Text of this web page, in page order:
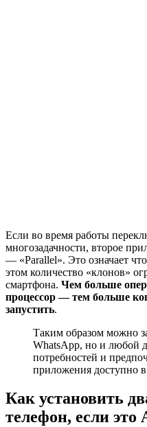
Если во время работы
многозадачности, второе
— «Parallel». Это означает
этом количество «клонов»
смартфона. Чем больше
процессор — тем больше
запустить.
Таким образом можно
WhatsApp, но и любой
потребностей и
приложения доступно
Как установить
телефон, если это